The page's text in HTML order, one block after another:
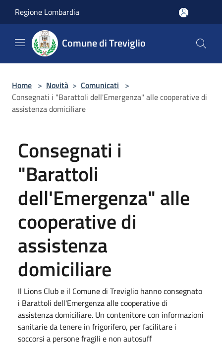
Regione Lombardia
Comune di Treviglio
Home > Novità > Comunicati >
Consegnati i "Barattoli dell'Emergenza" alle cooperative di
assistenza domiciliare
Consegnati i
"Barattoli
dell'Emergenza" alle
cooperative di
assistenza
domiciliare
Il Lions Club e il Comune di Treviglio hanno consegnato
i Barattoli dell'Emergenza alle cooperative di
assistenza domiciliare. Un contenitore con informazioni
sanitarie da tenere in frigorifero, per facilitare i
soccorsi a persone fragili e non autosuff